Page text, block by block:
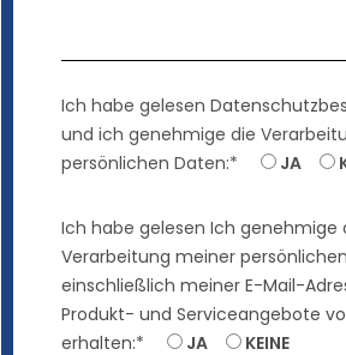
Ich habe gelesen
und ich genehmige die
persönlichen Daten:*
JA
Ich habe gelesen Ich genehmige
Verarbeitung meiner
einschließlich meiner E-Mail-
Produkt- und Serviceangebote von
erhalten:*
JA KEINE